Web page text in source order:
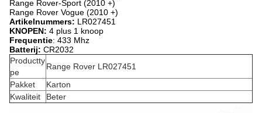
Range Rover-Sport (2010 +)
Range Rover Vogue (2010 +)
Artikelnummers: LR027451
KNOPEN: 4 plus 1 knoop
Frequentie: 433 Mhz
Batterij: CR2032
Productty
pe
Range Rover LR027451
Pakket
Karton
Kwaliteit
Beter